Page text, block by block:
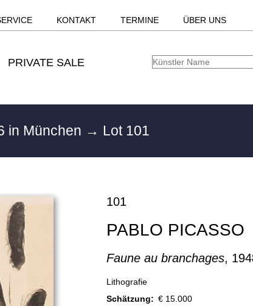
KONTAKT TERMINE ÜBER UNS
PRIVATE SALE
in München → Lot 101
101
PABLO PICASSO
Faune au branchages,
Lithografie
Schätzung: € 15.000